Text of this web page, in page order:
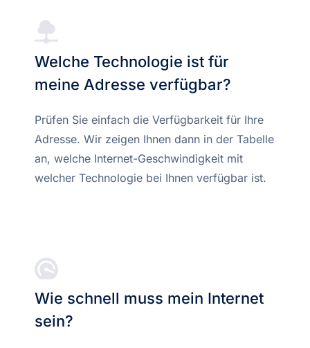
Welche Technologie ist für
meine Adresse verfügbar?
Prüfen Sie einfach die Verfügbarkeit für Ihre
Adresse. Wir zeigen Ihnen dann in der Tabelle
an, welche Internet-Geschwindigkeit mit
welcher Technologie bei Ihnen verfügbar ist.
Wie schnell muss mein Internet
sein?